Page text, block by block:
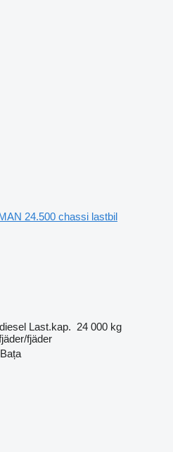
24.500 chassi lastbil
diesel Last.kap. 24 000 kg
fjäder